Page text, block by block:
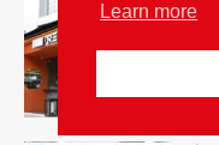
รู้จั
Learn more